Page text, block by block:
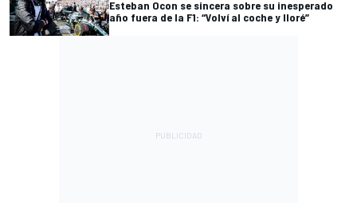
Esteban Ocon se sincera sobre su inesperado
año fuera de la F1: “Volví al coche y lloré”